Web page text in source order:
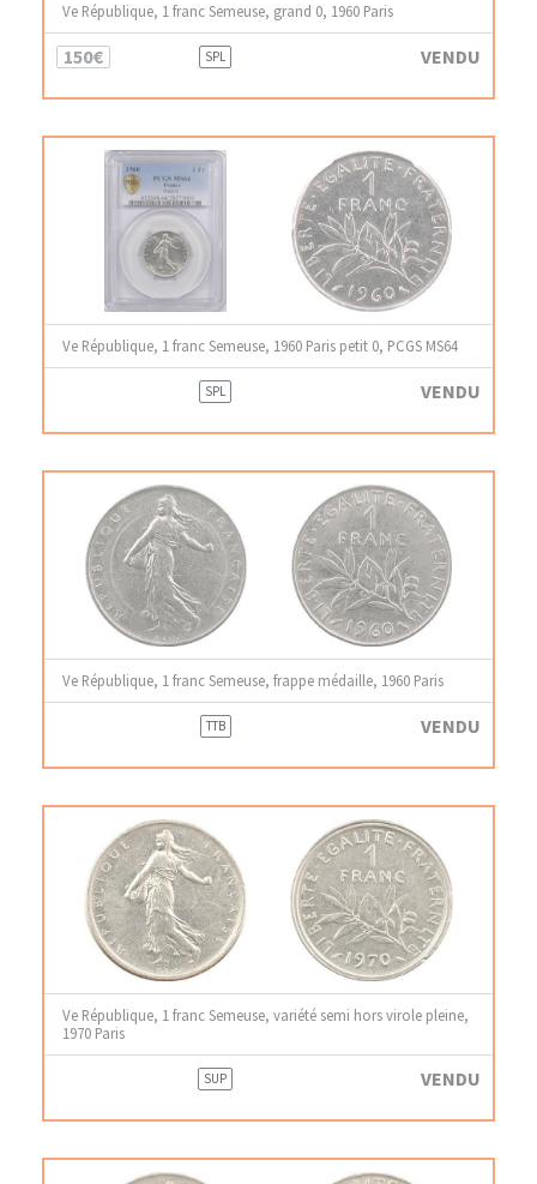
Ve République, 1 franc Semeuse, grand 0, 1960 Paris
150€ SPL VENDU
Ve République, 1 franc Semeuse, 1960 Paris petit 0, PCGS MS64
SPL VENDU
Ve République, 1 franc Semeuse, frappe médaille, 1960 Paris
TTB VENDU
Ve République, 1 franc Semeuse, variété semi hors virole pleine,
1970 Paris
SUP VENDU